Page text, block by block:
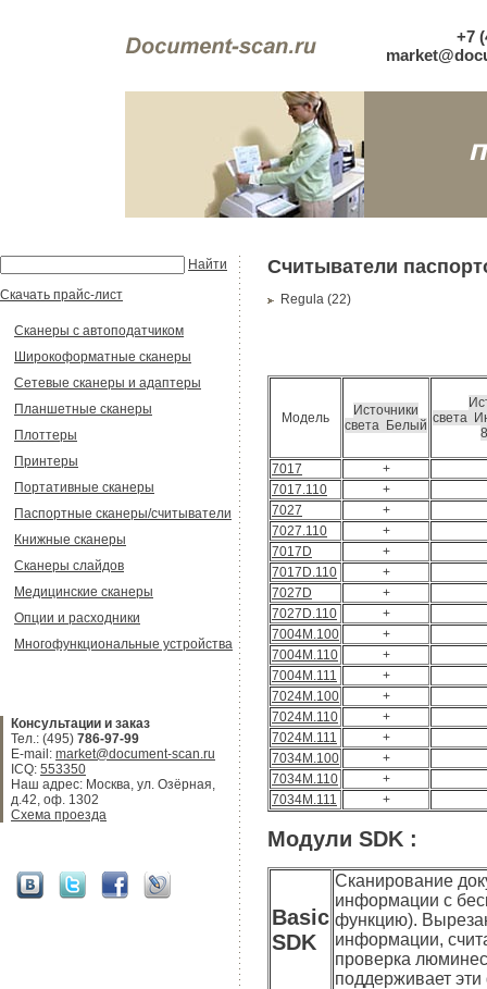
+7
Найти
Скачать прайс-лист
Сканеры с автоподатчиком
Широкоформатные сканеры
Сетевые сканеры и адаптеры
Планшетные сканеры
Плоттеры
Принтеры
Портативные сканеры
Паспортные сканеры/считыватели
Книжные сканеры
Сканеры слайдов
Медицинские сканеры
Опции и расходники
Многофункциональные устройства
Консультации и заказ
Тел.: (495) 786-97-99
E-mail: market@document-scan.ru
ICQ: 553350
Наш адрес: Москва, ул. Озёрная,
д.42, оф. 1302
Схема проезда
Считыватели
Regula (22)
Модель
Источники
света Белый света
7017
+
7017.110
+
7027
+
7027.110
+
7017D
+
7017D.110
+
7027D
+
7027D.110
+
7004М.100
+
7004M.110
+
7004M.111
+
7024M.100
+
7024M.110
+
7024M.111
+
7034M.100
+
7034M.110
+
7034M.111
+
Модули SDK :
Basic
SDK
Сканирование
информации с
функцию).
информации,
проверка
поддерживает